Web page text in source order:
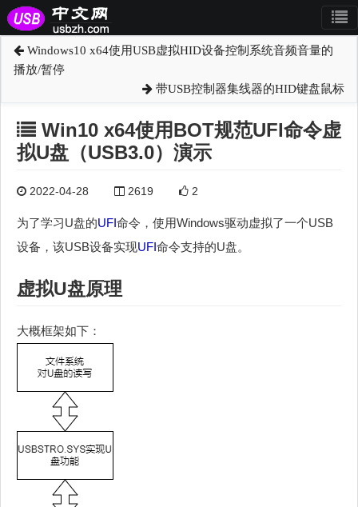
Windows10 x64使用USB虚拟HID设备控制系统音频音量的
播放/暂停
带USB控制器集线器的HID键盘鼠标
Win10 x64使用BOT规范UFI命令虚
拟U盘（USB3.0）演示
2022-04-28 2619 2
为了学习U盘的UFI命令，使用Windows驱动虚拟了一个USB
设备，该USB设备实现UFI命令支持的U盘。
虚拟U盘原理
大概框架如下：